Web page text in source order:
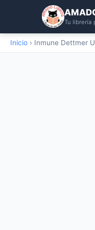
Tu librería
Inicio › Inmune Dettmer